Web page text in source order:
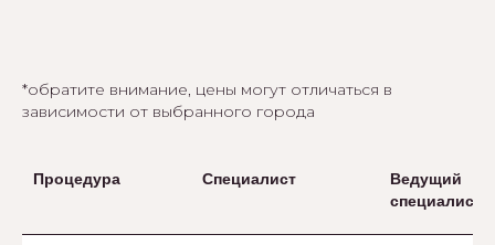
*обратите внимание, цены могут отличаться в
зависимости от выбранного города
Процедура Специалист
Ведущий
специалист